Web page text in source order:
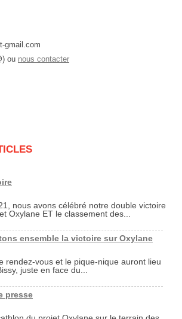
gmail.com
ou nous contacter
nous avons célébré notre double victoire
Oxylane ET le classement des...
ensemble la victoire sur Oxylane
rendez-vous et le pique-nique auront lieu
juste en face du...
presse